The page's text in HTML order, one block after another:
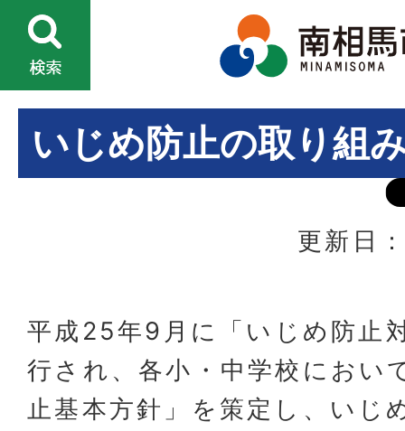
いじめ防止の取り組
更新日
平成25年9月に「いじめ防止
行され、各小・中学校におい
止基本方針」を策定し、いじ